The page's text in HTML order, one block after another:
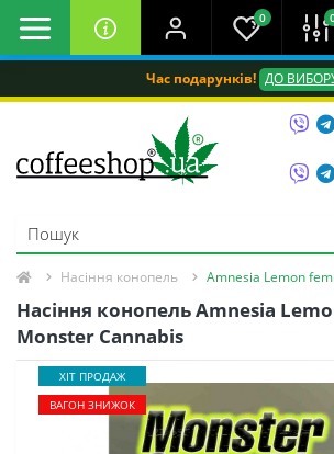
Час подарунків! ДО
0
Насіння конопель Amnesia Lemon
Насіння конопель Amnesia
Monster Cannabis
ХІТ ПРОДАЖ
ВАГОН ЗНИЖОК